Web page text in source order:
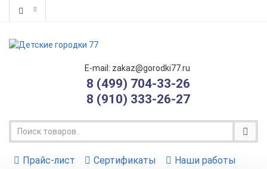
E-mail: zakaz@gorodki77.ru
8 (499) 704-33-26
8 (910) 333-26-27
Прайс-лист Сертификаты Наши работы